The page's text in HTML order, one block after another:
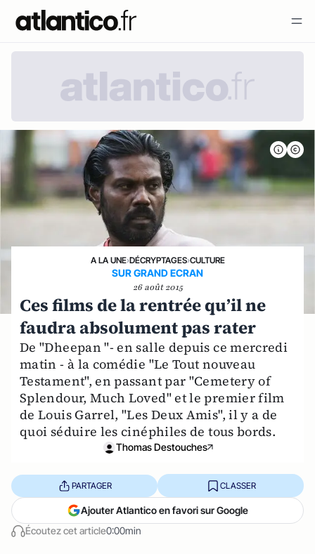
A LA UNE›DÉCRYPTAGES›CULTURE
SUR GRAND ECRAN
26 août 2015
Ces films de la rentrée qu’il ne
faudra absolument pas rater
De "Dheepan "- en salle depuis ce mercredi
matin - à la comédie "Le Tout nouveau
Testament", en passant par "Cemetery of
Splendour, Much Loved" et le premier film
de Louis Garrel, "Les Deux Amis", il y a de
quoi séduire les cinéphiles de tous bords.
Thomas Destouches
Écoutez cet article0:00min
PARTAGER CLASSER
Ajouter Atlantico en favori sur Google